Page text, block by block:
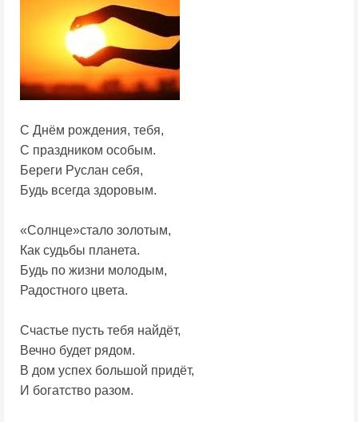
С Днём рождения, тебя,
С праздником особым.
Береги Руслан себя,
Будь всегда здоровым.
«Солнце»стало золотым,
Как судьбы планета.
Будь по жизни молодым,
Радостного цвета.
Счастье пусть тебя найдёт,
Вечно будет рядом.
В дом успех большой придёт,
И богатство разом.